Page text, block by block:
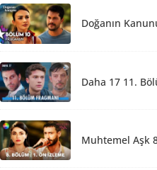
Doğanın
Daha 17 11.
Muhtemel Aşk